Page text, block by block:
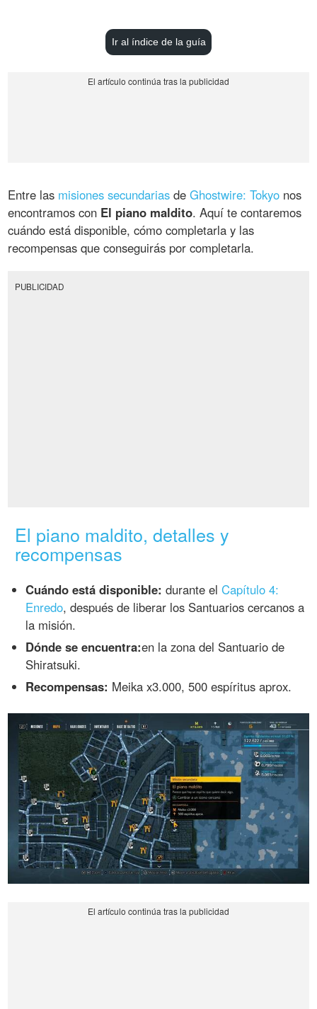
Ir al índice de la guía
Entre las misiones secundarias deGhostwire: Tokyo nos
encontramos con El piano maldito. Aquí te contaremos
cuándo está disponible, cómo completarla y las
recompensas que conseguirás por completarla.
PUBLICIDAD
El piano maldito, detalles y
recompensas
Cuándo está disponible: durante elCapítulo 4:
Enredo, después de liberar los Santuarios cercanos a
la misión.
Dónde se encuentra:en la zona del Santuario de
Shiratsuki.
Recompensas: Meika x3.000, 500 espíritus aprox.